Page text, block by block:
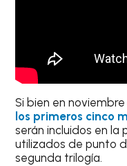
Si bien en noviembre
los primeros cinco
serán incluidos en la
utilizados de punto
segunda trilogía.